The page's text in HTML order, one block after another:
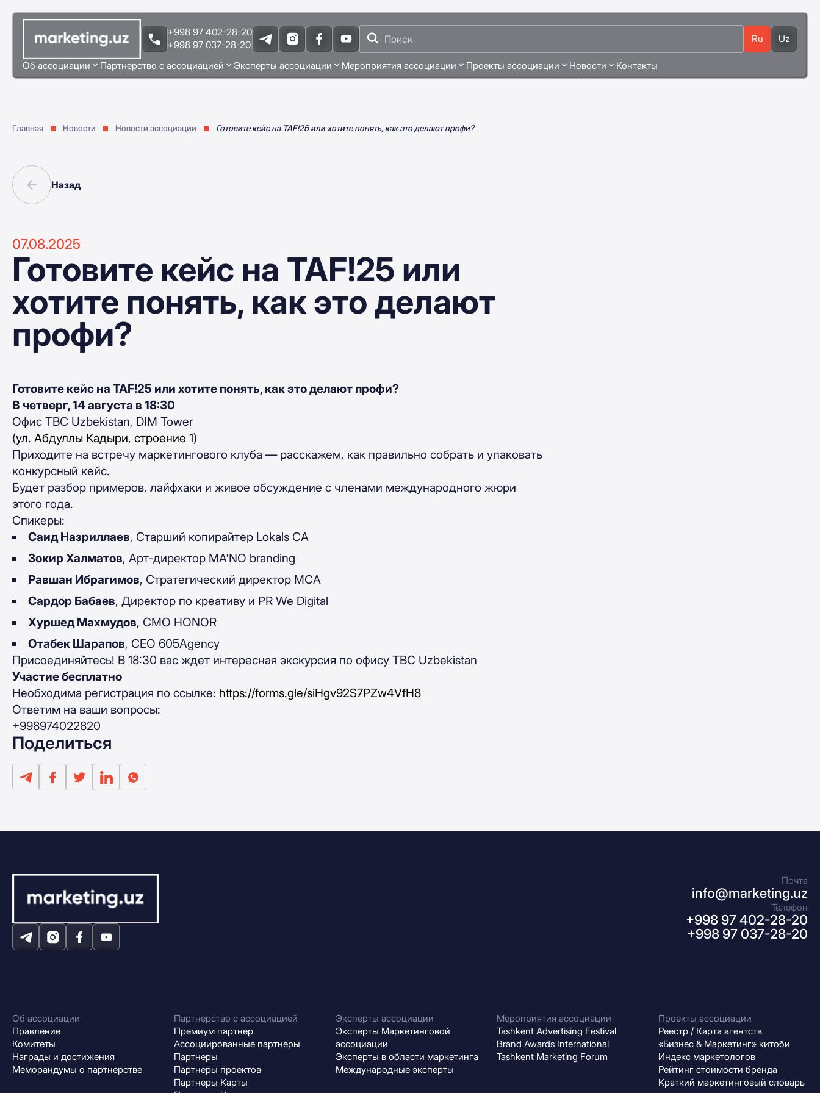
+998 97 402-28-20
+998 97 037-28-20
Ru Uz
Об ассоциации Партнерство с ассоциацией Эксперты ассоциации Мероприятия ассоциации Проекты ассоциации Новости Контакты
Главная Новости Новости ассоциации Готовите кейс на TAF!25 или хотите понять, как это делают профи?
Назад
07.08.2025
Готовите кейс на TAF!25 или
хотите понять, как это делают
профи?
Готовите кейс на TAF!25 или хотите понять, как это делают профи?
В четверг, 14 августа в 18:30
Офис TBC Uzbekistan, DIM Tower
(ул. Абдуллы Кадыри, строение 1)
Приходите на встречу маркетингового клуба — расскажем, как правильно собрать и упаковать
конкурсный кейс.
Будет разбор примеров, лайфхаки и живое обсуждение с членами международного жюри
этого года.
Спикеры:
Саид Назриллаев, Старший копирайтер Lokals CA
Зокир Халматов, Арт-директор MA'NO branding
Равшан Ибрагимов, Стратегический директор MCA
Сардор Бабаев, Директор по креативу и PR We Digital
Хуршед Махмудов, CMO HONOR
Отабек Шарапов, CEO 605Agency
Присоединяйтесь! В 18:30 вас ждет интересная экскурсия по офису TBC Uzbekistan
Участие бесплатно
Необходима регистрация по ссылке: https://forms.gle/siHgv92S7PZw4VfH8
Ответим на ваши вопросы:
+998974022820
Поделиться
Почта
info@marketing.uz
Телефон
+998 97 402-28-20
+998 97 037-28-20
Об ассоциации
Правление
Комитеты
Награды и достижения
Меморандумы о партнерстве
Партнерство с ассоциацией
Премиум партнер
Ассоциированные партнеры
Партнеры
Партнеры проектов
Партнеры Карты
Эксперты ассоциации
Эксперты Маркетинговой
ассоциации
Эксперты в области маркетинга
Международные эксперты
Мероприятия ассоциации
Tashkent Advertising Festival
Brand Awards International
Tashkent Marketing Forum
Проекты ассоциации
Реестр / Карта агентств
«Бизнес & Маркетинг» китоби
Индекс маркетологов
Рейтинг стоимости бренда
Краткий маркетинговый словарь